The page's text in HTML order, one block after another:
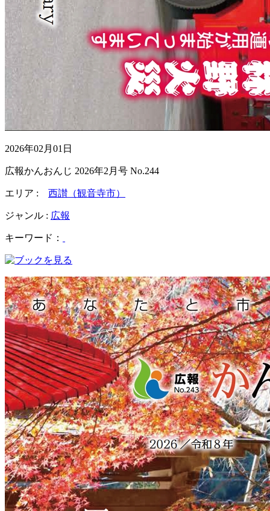
2026年02月01日
広報かんおんじ 2026年2月号 No.244
エリア : 西讃（観音寺市）
ジャンル : 広報
キーワード：